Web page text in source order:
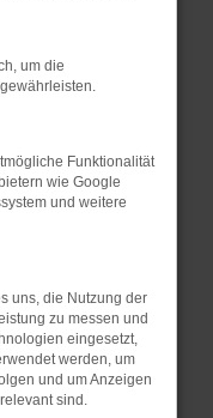
Seiten
in einem
privaten
und dein
Stand
nur ein
auch dazu
nicht mehr
um die
Funktionalität
wie Google
und weitere
uns, die Nutzung der
zu messen und
eingesetzt,
werden, um
und um Anzeigen
sind.